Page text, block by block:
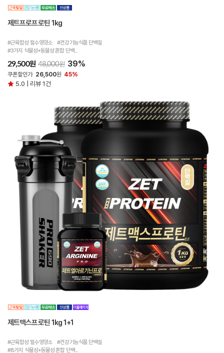
제트프로프로틴 1kg
#근육합성 필수영양소 #건강기능식품 단백질
#3가지 식물성+동물성 혼합 단백...
29,500원 48,000원 39%
쿠폰할인가 26,500원 45%
5.0 | 리뷰 1건
제트맥스프로틴 1kg 1+1
#근육합성 필수영양소 #건강기능식품 단백질
#8가지 식물성+동물성 혼합 단백...